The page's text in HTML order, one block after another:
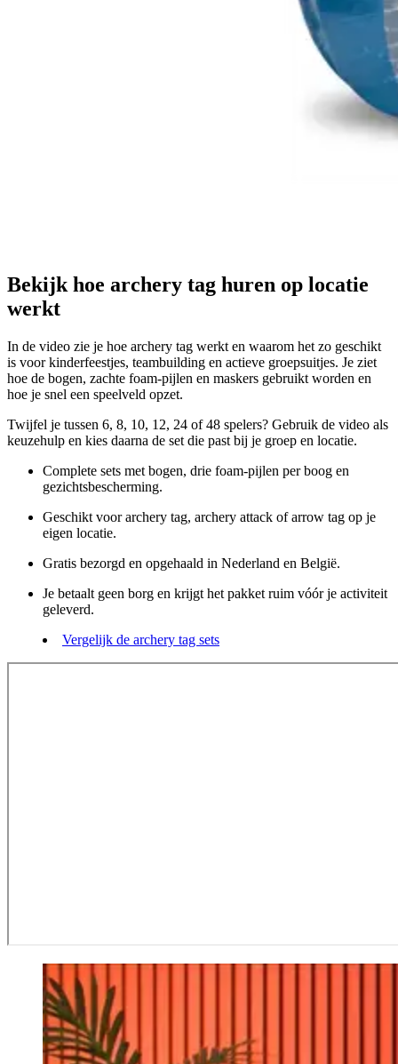
Bekijk hoe archery tag huren op locatie
werkt
In de video zie je hoe archery tag werkt en waarom het zo geschikt
is voor kinderfeestjes, teambuilding en actieve groepsuitjes. Je ziet
hoe de bogen, zachte foam-pijlen en maskers gebruikt worden en
hoe je snel een speelveld opzet.
Twijfel je tussen 6, 8, 10, 12, 24 of 48 spelers? Gebruik de video als
keuzehulp en kies daarna de set die past bij je groep en locatie.
Complete sets met bogen, drie foam-pijlen per boog en
gezichtsbescherming.
Geschikt voor archery tag, archery attack of arrow tag op je
eigen locatie.
Gratis bezorgd en opgehaald in Nederland en België.
Je betaalt geen borg en krijgt het pakket ruim vóór je activiteit
geleverd.
Vergelijk de archery tag sets